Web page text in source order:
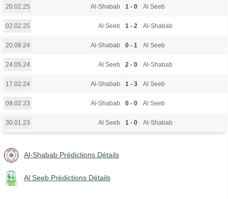
20.02.25 Al-Shabab 1 - 0 Al Seeb
02.02.25 Al Seeb 1 - 2 Al-Shabab
20.08.24 Al-Shabab 0 - 1 Al Seeb
24.05.24 Al Seeb 2 - 0 Al-Shabab
17.02.24 Al-Shabab 1 - 3 Al Seeb
09.02.23 Al-Shabab 0 - 0 Al Seeb
30.01.23 Al Seeb 1 - 0 Al-Shabab
Al-Shabab Prédictions Détails
Al Seeb Prédictions Détails